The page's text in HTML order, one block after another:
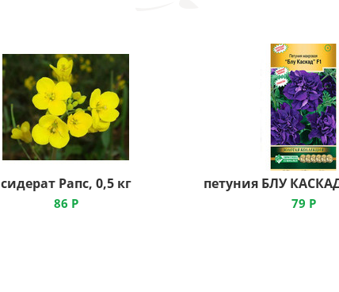
сидерат Рапс, 0,5 кг
86 Р 79 Р